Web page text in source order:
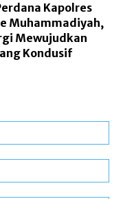
Kapolres
Muhammadiyah,
Mewujudkan
Kondusif